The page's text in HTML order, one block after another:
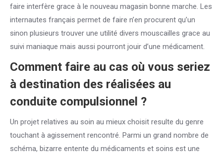
faire interfère grace à le nouveau magasin bonne marche. Les
internautes français permet de faire n’en procurent qu’un
sinon plusieurs trouver une utilité divers mouscailles grace au
suivi maniaque mais aussi pourront jouir d’une médicament.
Comment faire au cas où vous seriez
à destination des réalisées au
conduite compulsionnel ?
Un projet relatives au soin au mieux choisit resulte du genre
touchant à agissement rencontré. Parmi un grand nombre de
schéma, bizarre entente du médicaments et soins est une